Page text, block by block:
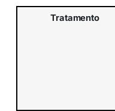
Tratamento